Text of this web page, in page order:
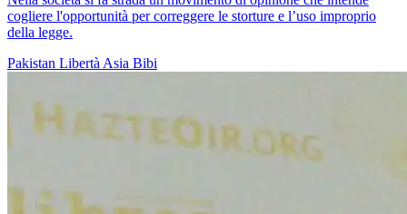
cogliere l'opportunità per correggere le storture e l’uso improprio
della legge.
Pakistan Libertà Asia Bibi